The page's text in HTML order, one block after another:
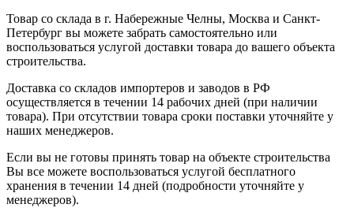
Товар со склада в г. Набережные Челны, Москва и Санкт-
Петербург вы можете забрать самостоятельно или
воспользоваться услугой доставки товара до вашего объекта
строительства.
Доставка со складов импортеров и заводов в РФ
осуществляется в течении 14 рабочих дней (при наличии
товара). При отсутствии товара сроки поставки уточняйте у
наших менеджеров.
Если вы не готовы принять товар на объекте строительства
Вы все можете воспользоваться услугой бесплатного
хранения в течении 14 дней (подробности уточняйте у
менеджеров).